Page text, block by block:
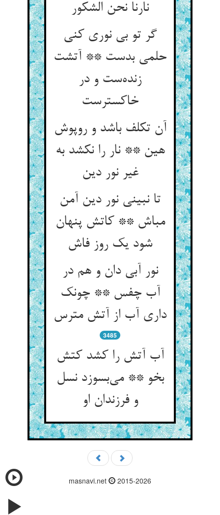
نارنا نحن الشکور
گر تو بی نوری کنی
حلمی بدست ** آتشت
زنده‌ست و در
خاکسترست
آن تکلف باشد و روپوش
هین ** نار را نکشد به
غیر نور دین
تا نبینی نور دین آمن
مباش ** کاتش پنهان
شود یک روز فاش
نور آبی دان و هم در
آب چفس ** چونک
داری آب از آتش مترس
3485
آب آتش را کشد کتش
بخو ** می‌بسوزد نسل
و فرزندان او
masnavi.net 2015-2026